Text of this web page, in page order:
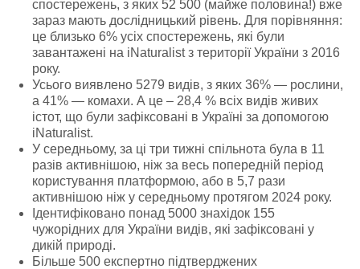
спостережень, з яких 52 500 (майже половина!) вже
зараз мають дослідницький рівень. Для порівняння:
це близько 6% усіх спостережень, які були
завантажені на iNaturalist з території України з 2016
року.
Усього виявлено 5279 видів, з яких 36% — рослини,
а 41% — комахи. А це – 28,4 % всіх видів живих
істот, що були зафіксовані в Україні за допомогою
iNaturalist.
У середньому, за ці три тижні спільнота була в 11
разів активнішою, ніж за весь попередній період
користування платформою, або в 5,7 рази
активнішою ніж у середньому протягом 2024 року.
Ідентифіковано понад 5000 знахідок 155
чужорідних для України видів, які зафіксовані у
дикій природі.
Більше 500 експертно підтверджених